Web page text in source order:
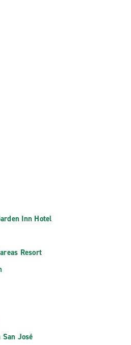
Inn Hotel
Resort
José